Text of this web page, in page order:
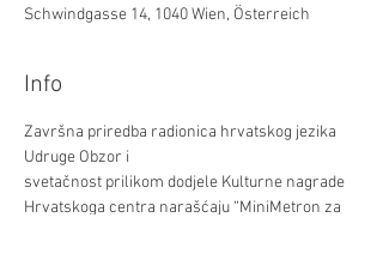
Schwindgasse 14, 1040 Wien, Österreich
Info
Završna priredba radionica hrvatskog jezika
Udruge Obzor i
svetačnost prilikom dodjele Kulturne nagrade
Hrvatskoga centra narašćaju “MiniMetron za